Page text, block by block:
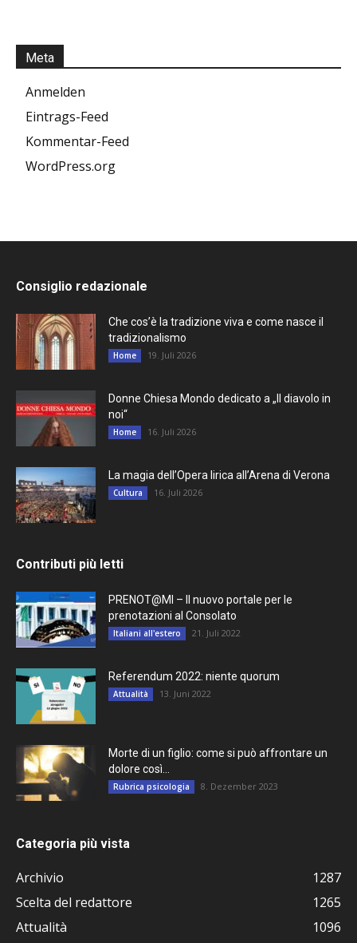
Meta
Anmelden
Eintrags-Feed
Kommentar-Feed
WordPress.org
Consiglio redazionale
Che cos’è la tradizione viva e come nasce il
tradizionalismo
Home 19. Juli 2026
Donne Chiesa Mondo dedicato a „Il diavolo in
noi“
Home 16. Juli 2026
La magia dell’Opera lirica all’Arena di Verona
Cultura 16. Juli 2026
Contributi più letti
PRENOT@MI – Il nuovo portale per le
prenotazioni al Consolato
Italiani all'estero 21. Juli 2022
Referendum 2022: niente quorum
Attualità 13. Juni 2022
Morte di un figlio: come si può affrontare un
dolore così...
Rubrica psicologia 8. Dezember 2023
Categoria più vista
Archivio
1287
Scelta del redattore
1265
Attualità
1096